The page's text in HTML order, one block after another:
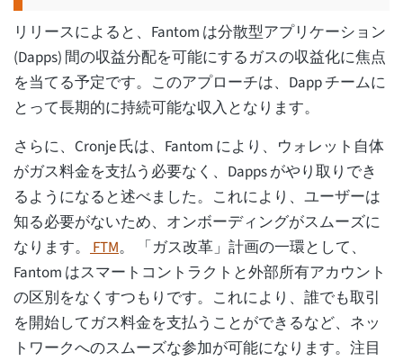
リリースによると、Fantom は分散型アプリケーション
(Dapps) 間の収益分配を可能にするガスの収益化に焦点
を当てる予定です。このアプローチは、Dapp チームに
とって長期的に持続可能な収入となります。
さらに、Cronje 氏は、Fantom により、ウォレット自体
がガス料金を支払う必要なく、Dapps がやり取りでき
るようになると述べました。これにより、ユーザーは
知る必要がないため、オンボーディングがスムーズに
なります。 FTM。 「ガス改革」計画の一環として、
Fantom はスマートコントラクトと外部所有アカウント
の区別をなくすつもりです。これにより、誰でも取引
を開始してガス料金を支払うことができるなど、ネッ
トワークへのスムーズな参加が可能になります。注目